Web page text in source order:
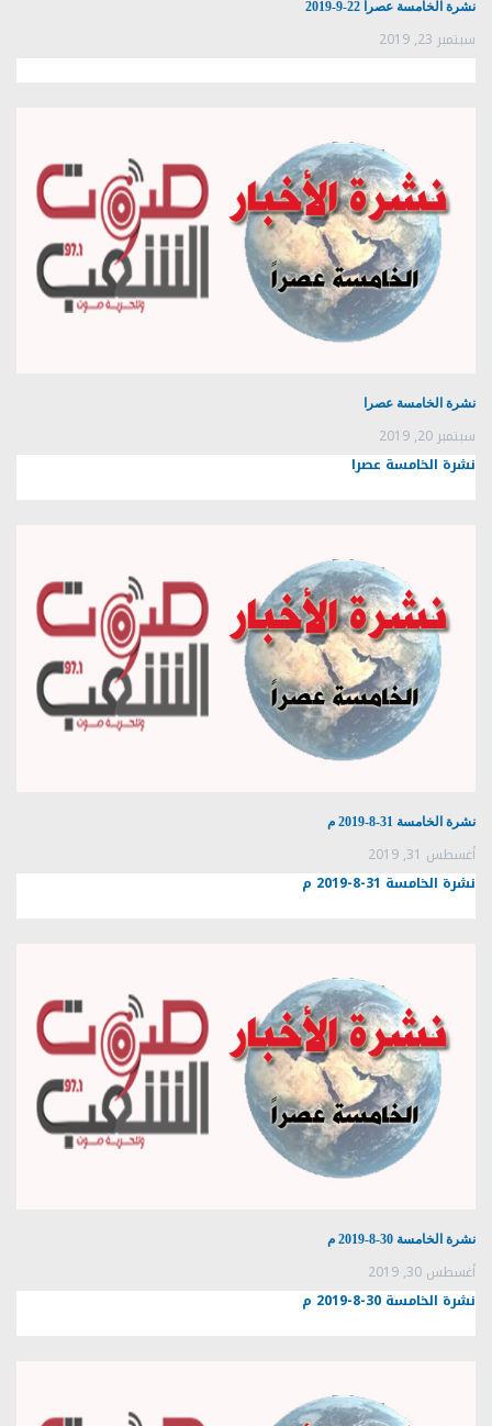
نشرة الخامسة عصراً 22-9-2019
سبتمبر 23, 2019
نشرة الخامسة عصرا
سبتمبر 20, 2019
نشرة الخامسة عصرا
نشرة الخامسة 31-8-2019 م
أغسطس 31, 2019
نشرة الخامسة 31-8-2019 م
نشرة الخامسة 30-8-2019 م
أغسطس 30, 2019
نشرة الخامسة 30-8-2019 م